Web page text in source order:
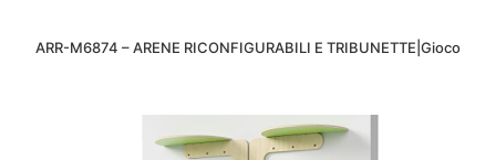
ARR-M6874 – ARENE RICONFIGURABILI E TRIBUNETTE|Gioco